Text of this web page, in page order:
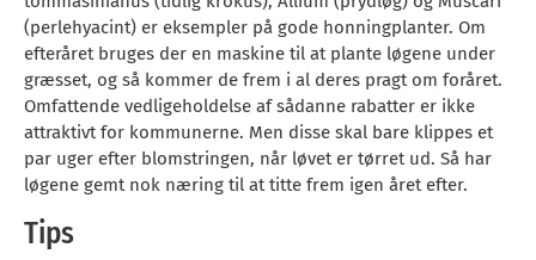
(perlehyacint) er eksempler på gode honningplanter. Om
efteråret bruges der en maskine til at plante løgene under
græsset, og så kommer de frem i al deres pragt om foråret.
Omfattende vedligeholdelse af sådanne rabatter er ikke
attraktivt for kommunerne. Men disse skal bare klippes et
par uger efter blomstringen, når løvet er tørret ud. Så har
løgene gemt nok næring til at titte frem igen året efter.
Tips